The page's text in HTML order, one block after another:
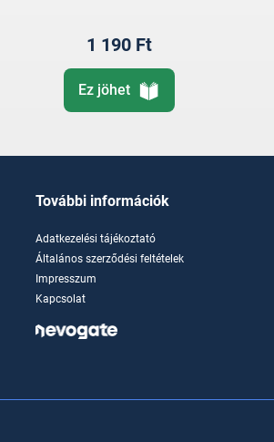
1 190 Ft
Ez jöhet
További információk
Adatkezelési tájékoztató
Általános szerződési feltételek
Impresszum
Kapcsolat